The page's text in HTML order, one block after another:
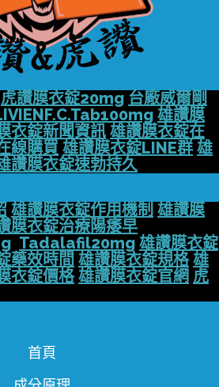
虎讚膜衣錠20mg 台廠威爾剛
雄讚膜
衣錠新聞資訊 雄讚膜衣錠在
線購買 雄讚膜衣錠LINE群 雄
讚膜衣錠速勃持久
雄讚膜衣錠作用機制 雄讚膜
膜衣錠治療陽痿早
Tadalafil20mg 雄讚膜衣錠
藥效時間 雄讚膜衣錠規格 雄
衣錠價格 雄讚膜衣錠官網 虎
首頁